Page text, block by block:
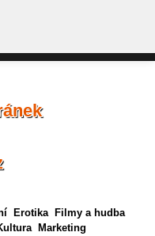
Erotika
Filmy a hudba
Marketing